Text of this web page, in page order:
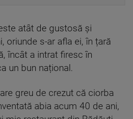
atât de gustosă și
oriunde s-ar afla ei, în țară
încât a intrat firesc în
un bun național.
greu de crezut că ciorba
abia acum 40 de ani,